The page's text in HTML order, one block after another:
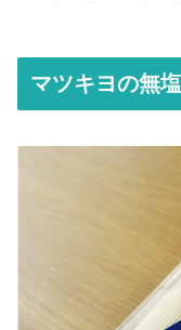
マツキヨの無